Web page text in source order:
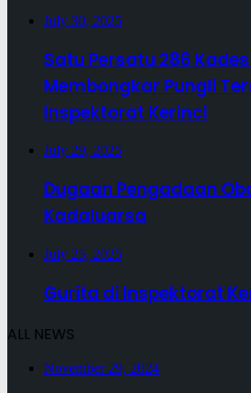
July 30, 2025
Satu Persatu 286
Membongkar Pungli
Inspektorat Kerinci
July 29, 2025
Dugaan Pengadaan
Kadaluarsa
July 25, 2025
Gurita di Inspektorat
ALL NEWS
November 29, 2024